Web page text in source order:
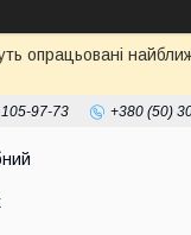
опрацьовані
97-73 +380 (50)